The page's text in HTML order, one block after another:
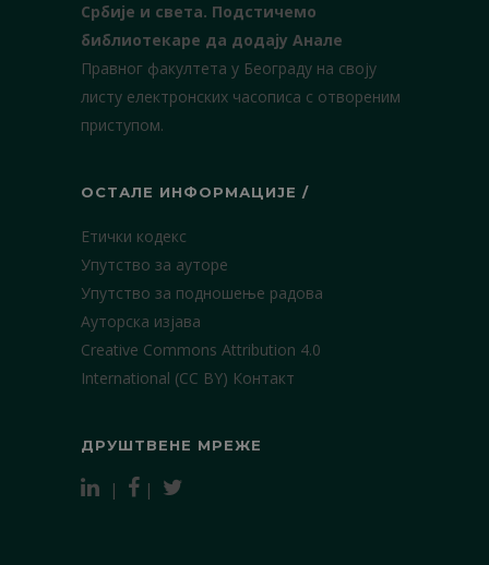
Србије и света. Подстичемо
библиотекаре да додају Анале
Правног факултета у Београду на своју
листу електронских часописа с отвореним
приступом.
ОСТАЛЕ ИНФОРМАЦИЈЕ /
Етички кодекс
Упутство за ауторе
Упутство за подношење радова
Ауторска изјава
Creative Commons Attribution 4.0
International (CC BY) Контакт
ДРУШТВЕНЕ МРЕЖЕ
| |